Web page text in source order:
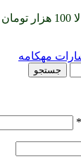
هزار تومان
جستجو
*